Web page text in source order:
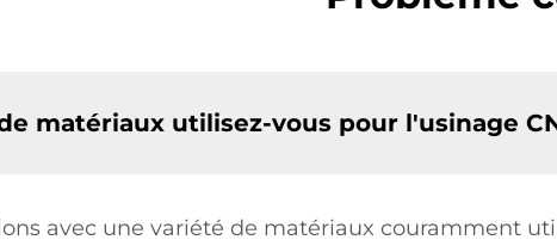
matériaux utilisez-vous pour l'usinage
avec une variété de matériaux couramment